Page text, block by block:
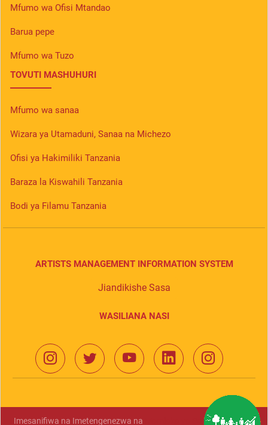
Mfumo wa Ofisi Mtandao
Barua pepe
Mfumo wa Tuzo
TOVUTI MASHUHURI
Mfumo wa sanaa
Wizara ya Utamaduni, Sanaa na Michezo
Ofisi ya Hakimiliki Tanzania
Baraza la Kiswahili Tanzania
Bodi ya Filamu Tanzania
WASILIANA NASI
ARTISTS MANAGEMENT INFORMATION SYSTEM
Jiandikishe Sasa
Imesanifiwa na Imetengenezwa na Mamlaka ya Serikali Mtandao